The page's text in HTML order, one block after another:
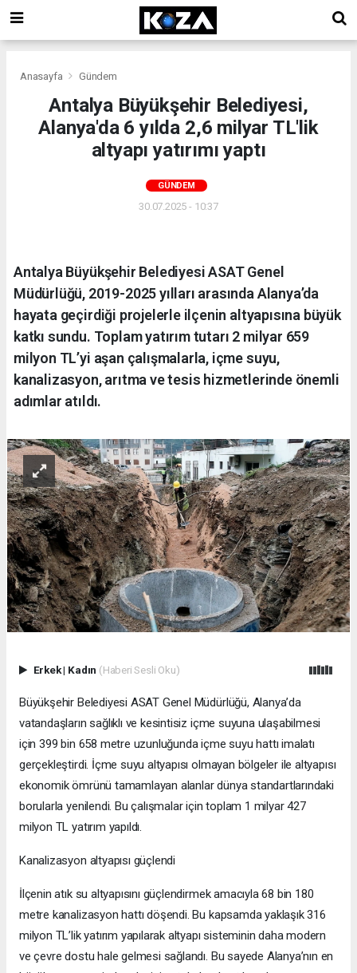
Anasayfa Gündem
Antalya Büyükşehir Belediyesi,
Alanya'da 6 yılda 2,6 milyar TL'lik
altyapı yatırımı yaptı
GÜNDEM
30.07.2025 - 10:37
Antalya Büyükşehir Belediyesi ASAT Genel
Müdürlüğü, 2019-2025 yılları arasında Alanya’da
hayata geçirdiği projelerle ilçenin altyapısına büyük
katkı sundu. Toplam yatırım tutarı 2 milyar 659
milyon TL’yi aşan çalışmalarla, içme suyu,
kanalizasyon, arıtma ve tesis hizmetlerinde önemli
adımlar atıldı.
Erkek| Kadın (Haberi Sesli Oku)
Büyükşehir Belediyesi ASAT Genel Müdürlüğü, Alanya’da
vatandaşların sağlıklı ve kesintisiz içme suyuna ulaşabilmesi
için 399 bin 658 metre uzunluğunda içme suyu hattı imalatı
gerçekleştirdi. İçme suyu altyapısı olmayan bölgeler ile altyapısı
ekonomik ömrünü tamamlayan alanlar dünya standartlarındaki
borularla yenilendi. Bu çalışmalar için toplam 1 milyar 427
milyon TL yatırım yapıldı.
Kanalizasyon altyapısı güçlendi
İlçenin atık su altyapısını güçlendirmek amacıyla 68 bin 180
metre kanalizasyon hattı döşendi. Bu kapsamda yaklaşık 316
milyon TL’lik yatırım yapılarak altyapı sisteminin daha modern
ve çevre dostu hale gelmesi sağlandı. Bu sayede Alanya’nın en